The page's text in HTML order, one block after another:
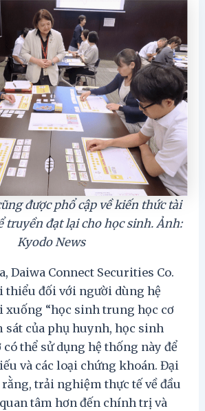
được phổ cập về kiến thức tài
truyền đạt lại cho học sinh. Ảnh:
Kyodo News
Daiwa Connect Securities Co.
thiểu đối với người dùng hệ
xuống “học sinh trung học cơ
sát của phụ huynh, học sinh
thể sử dụng hệ thống này để
và các loại chứng khoán. Đại
trải nghiệm thực tế về đầu
tâm hơn đến chính trị và